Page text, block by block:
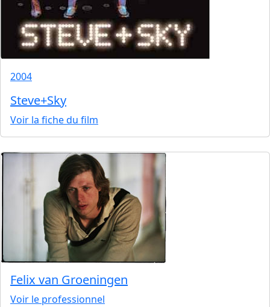
2004
Steve+Sky
Voir la fiche du film
Felix van Groeningen
Voir le professionnel